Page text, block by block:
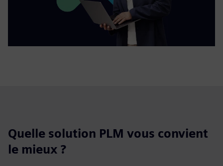
Quelle solution PLM vous convient
le mieux ?